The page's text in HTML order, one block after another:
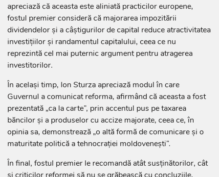
apreciază că aceasta este aliniată practicilor europene,
fostul premier consideră că majorarea impozitării
dividendelor și a câștigurilor de capital reduce atractivitatea
investițiilor și randamentul capitalului, ceea ce nu
reprezintă cel mai puternic argument pentru atragerea
investitorilor.
În același timp, Ion Sturza apreciază modul în care
Guvernul a comunicat reforma, afirmând că aceasta a fost
prezentată „ca la carte”, prin accentul pus pe taxarea
băncilor și a produselor cu accize majorate, ceea ce, în
opinia sa, demonstrează „o altă formă de comunicare și o
maturitate politică a tehnocrației moldovenești”.
În final, fostul premier le recomandă atât susținătorilor, cât